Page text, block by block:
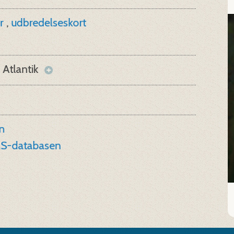
, udbredelseskort
Atlantik
databasen